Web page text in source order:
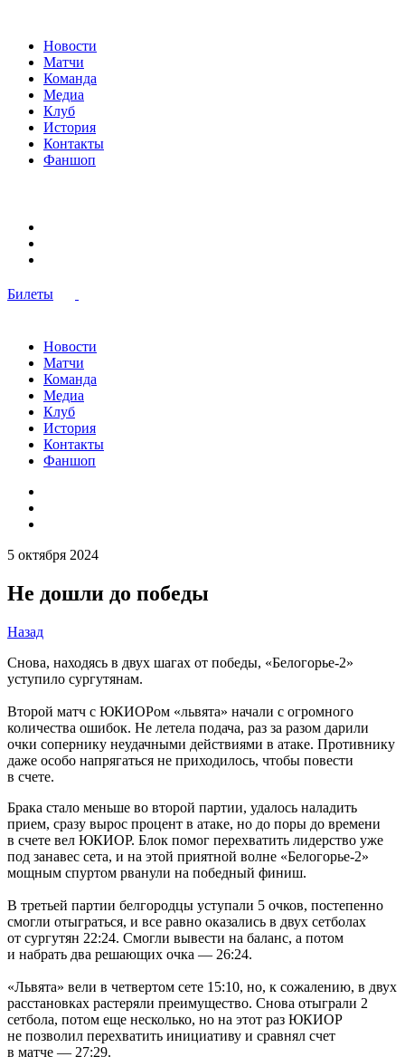
Новости
Матчи
Команда
Медиа
Клуб
История
Контакты
Фаншоп
Билеты
Новости
Матчи
Команда
Медиа
Клуб
История
Контакты
Фаншоп
5 октября 2024
Не дошли до победы
Назад
Снова, находясь в двух шагах от победы, «Белогорье-2»
уступило сургутянам.
Второй матч с ЮКИОРом «львята» начали с огромного
количества ошибок. Не летела подача, раз за разом дарили
очки сопернику неудачными действиями в атаке. Противнику
даже особо напрягаться не приходилось, чтобы повести
в счете.
Брака стало меньше во второй партии, удалось наладить
прием, сразу вырос процент в атаке, но до поры до времени
в счете вел ЮКИОР. Блок помог перехватить лидерство уже
под занавес сета, и на этой приятной волне «Белогорье-2»
мощным спуртом рванули на победный финиш.
В третьей партии белгородцы уступали 5 очков, постепенно
смогли отыграться, и все равно оказались в двух сетболах
от сургутян 22:24. Смогли вывести на баланс, а потом
и набрать два решающих очка — 26:24.
«Львята» вели в четвертом сете 15:10, но, к сожалению, в двух
расстановках растеряли преимущество. Снова отыграли 2
сетбола, потом еще несколько, но на этот раз ЮКИОР
не позволил перехватить инициативу и сравнял счет
в матче — 27:29.